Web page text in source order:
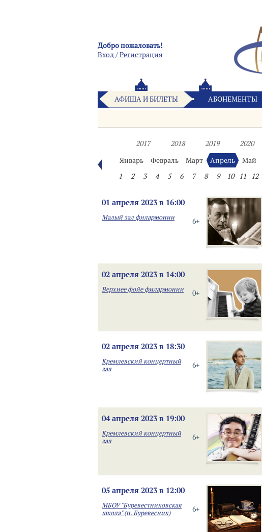
Добро пожаловать!
Вход/Pегистрация
АФИША И БИЛЕТЫ АБОНЕМЕНТЫ
2017 2018 2019 2020
Январь
Февраль Март Апрель Май
1
2 3 4 5 6 7 8 9 10 11 12
01 апреля 2023 в 16:00
6+
Малый зал филармонии
02 апреля 2023 в 14:00
0+
Верхнее фойе филармонии
02 апреля 2023 в 18:30
6+
Кремлевский концертный
зал
04 апреля 2023 в 19:00
6+
Кремлевский концертный
зал
05 апреля 2023 в 12:00
6+
МБОУ "Буревестниковская
школа" (п. Буревесник)